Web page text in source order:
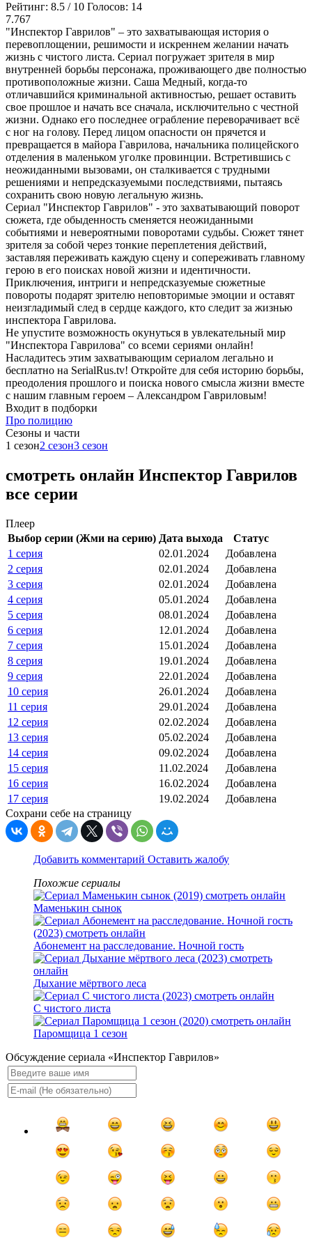
Рейтинг: 8.5 / 10 Голосов: 14
7.767
"Инспектор Гаврилов" – это захватывающая история о
перевоплощении, решимости и искреннем желании начать
жизнь с чистого листа. Сериал погружает зрителя в мир
внутренней борьбы персонажа, проживающего две полностью
противоположные жизни. Саша Медный, когда-то
отличавшийся криминальной активностью, решает оставить
свое прошлое и начать все сначала, исключительно с честной
жизни. Однако его последнее ограбление переворачивает всё
с ног на голову. Перед лицом опасности он прячется и
превращается в майора Гаврилова, начальника полицейского
отделения в маленьком уголке провинции. Встретившись с
неожиданными вызовами, он сталкивается с трудными
решениями и непредсказуемыми последствиями, пытаясь
сохранить свою новую легальную жизнь.
Сериал "Инспектор Гаврилов" - это захватывающий поворот
сюжета, где обыденность сменяется неожиданными
событиями и невероятными поворотами судьбы. Сюжет тянет
зрителя за собой через тонкие переплетения действий,
заставляя переживать каждую сцену и сопереживать главному
герою в его поисках новой жизни и идентичности.
Приключения, интриги и непредсказуемые сюжетные
повороты подарят зрителю неповторимые эмоции и оставят
неизгладимый след в сердце каждого, кто следит за жизнью
инспектора Гаврилова.
Не упустите возможность окунуться в увлекательный мир
"Инспектора Гаврилова" со всеми сериями онлайн!
Насладитесь этим захватывающим сериалом легально и
бесплатно на SerialRus.tv! Откройте для себя историю борьбы,
преодоления прошлого и поиска нового смысла жизни вместе
с нашим главным героем – Александром Гавриловым!
Входит в подборки
Про полицию
Cезоны и части
1 сезон2 сезон3 сезон
смотреть онлайн Инспектор Гаврилов
все серии
Плеер
Выбор серии (Жми на серию) Дата выхода
Статус
1 серия
02.01.2024
Добавлена
2 серия
02.01.2024
Добавлена
3 серия
02.01.2024
Добавлена
4 серия
05.01.2024
Добавлена
5 серия
08.01.2024
Добавлена
6 серия
12.01.2024
Добавлена
7 серия
15.01.2024
Добавлена
8 серия
19.01.2024
Добавлена
9 серия
22.01.2024
Добавлена
10 серия
26.01.2024
Добавлена
11 серия
29.01.2024
Добавлена
12 серия
02.02.2024
Добавлена
13 серия
05.02.2024
Добавлена
14 серия
09.02.2024
Добавлена
15 серия
11.02.2024
Добавлена
16 серия
16.02.2024
Добавлена
17 серия
19.02.2024
Добавлена
Сохрани себе на страницу
Добавить комментарий Оставить жалобу
Похожие сериалы
Маменькин сынок
Абонемент на расследование. Ночной гость
Дыхание мёртвого леса
С чистого листа
Паромщица 1 сезон
Обсуждение сериала «Инспектор Гаврилов»